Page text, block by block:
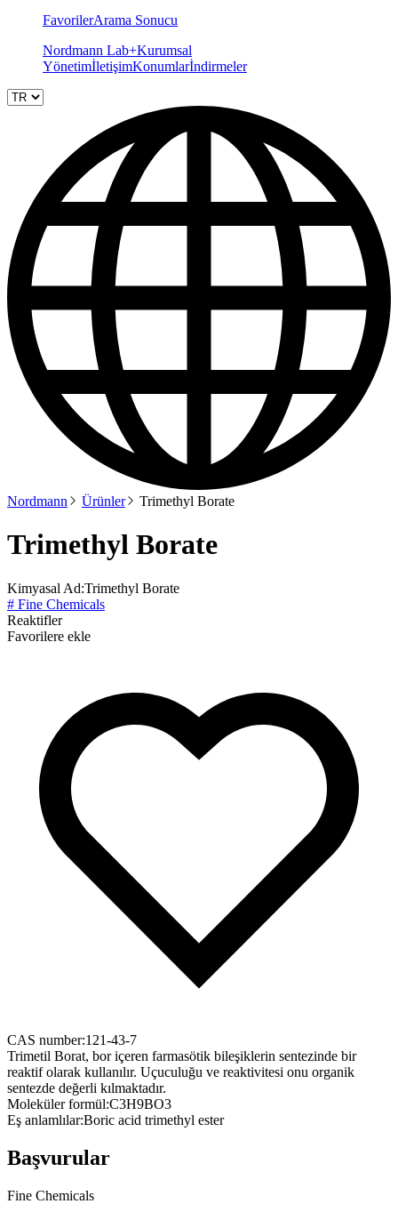
FavorilerArama Sonucu
Nordmann Lab+Kurumsal
YönetimİletişimKonumlarİndirmeler
Nordmann Ürünler Trimethyl Borate
Trimethyl Borate
Kimyasal Ad:Trimethyl Borate
# Fine Chemicals
Reaktifler
Favorilere ekle
CAS number:121-43-7
Trimetil Borat, bor içeren farmasötik bileşiklerin sentezinde bir
reaktif olarak kullanılır. Uçuculuğu ve reaktivitesi onu organik
sentezde değerli kılmaktadır.
Moleküler formül:C3H9BO3
Eş anlamlılar:Boric acid trimethyl ester
Başvurular
Fine Chemicals